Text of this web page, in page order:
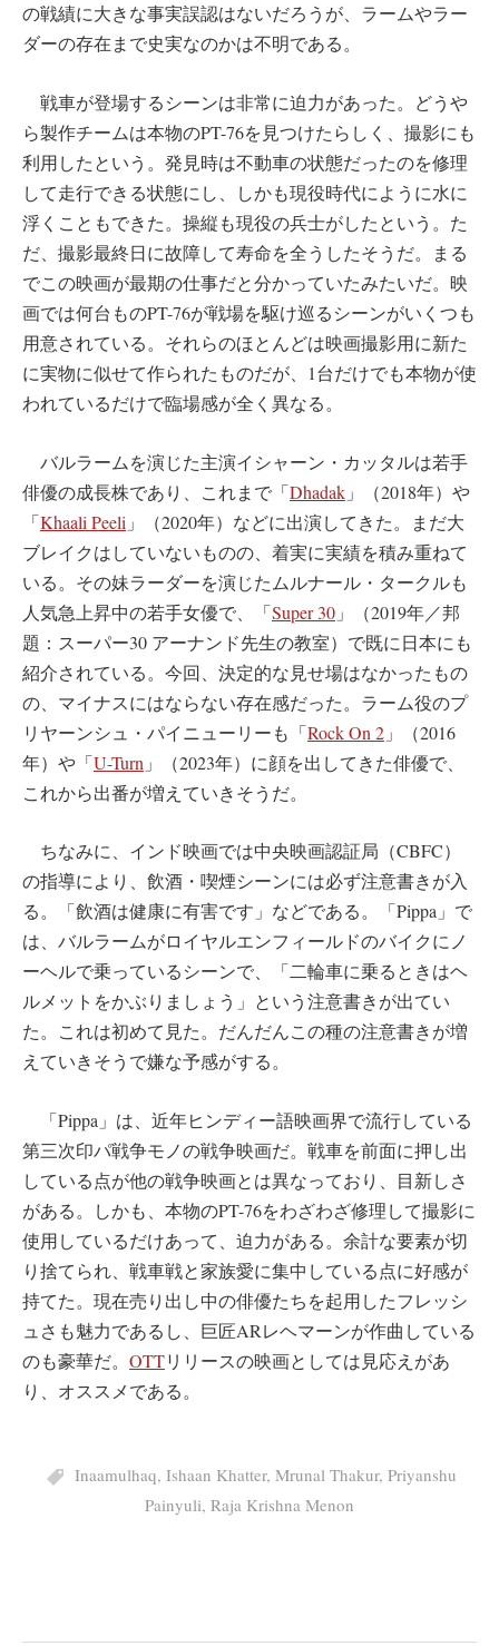
の戦績に大きな事実誤認はないだろうが、ラームやラー
ダーの存在まで史実なのかは不明である。
戦車が登場するシーンは非常に迫力があった。どうや
ら製作チームは本物のPT-76を見つけたらしく、撮影にも
利用したという。発見時は不動車の状態だったのを修理
して走行できる状態にし、しかも現役時代にように水に
浮くこともできた。操縦も現役の兵士がしたという。た
だ、撮影最終日に故障して寿命を全うしたそうだ。まる
でこの映画が最期の仕事だと分かっていたみたいだ。映
画では何台ものPT-76が戦場を駆け巡るシーンがいくつも
用意されている。それらのほとんどは映画撮影用に新た
に実物に似せて作られたものだが、1台だけでも本物が使
われているだけで臨場感が全く異なる。
バルラームを演じた主演イシャーン・カッタルは若手
俳優の成長株であり、これまで「Dhadak 」（2018年）や
「Khaali Peeli 」（2020年）などに出演してきた。まだ大
ブレイクはしていないものの、着実に実績を積み重ねて
いる。その妹ラーダーを演じたムルナール・タークルも
人気急上昇中の若手女優で、「Super 30 」（2019年／邦
題：スーパー30 アーナンド先生の教室）で既に日本にも
紹介されている。今回、決定的な見せ場はなかったもの
の、マイナスにはならない存在感だった。ラーム役のプ
リヤーンシュ・パイニューリーも「Rock On 2 」（2016
年）や「U-Turn 」（2023年）に顔を出してきた俳優で、
これから出番が増えていきそうだ。
ちなみに、インド映画では中央映画認証局（CBFC）
の指導により、飲酒・喫煙シーンには必ず注意書きが入
る。「飲酒は健康に有害です」などである。「Pippa」で
は、バルラームがロイヤルエンフィールドのバイクにノ
ーヘルで乗っているシーンで、「二輪車に乗るときはヘ
ルメットをかぶりましょう」という注意書きが出てい
た。これは初めて見た。だんだんこの種の注意書きが増
えていきそうで嫌な予感がする。
「Pippa」は、近年ヒンディー語映画界で流行している
第三次印パ戦争モノの戦争映画だ。戦車を前面に押し出
している点が他の戦争映画とは異なっており、目新しさ
がある。しかも、本物のPT-76をわざわざ修理して撮影に
使用しているだけあって、迫力がある。余計な要素が切
り捨てられ、戦車戦と家族愛に集中している点に好感が
持てた。現在売り出し中の俳優たちを起用したフレッシ
ュさも魅力であるし、巨匠ARレヘマーンが作曲している
のも豪華だ。 OTTリリースの映画としては見応えがあ
り、オススメである。
Inaamulhaq, Ishaan Khatter, Mrunal Thakur, Priyanshu
Painyuli, Raja Krishna Menon